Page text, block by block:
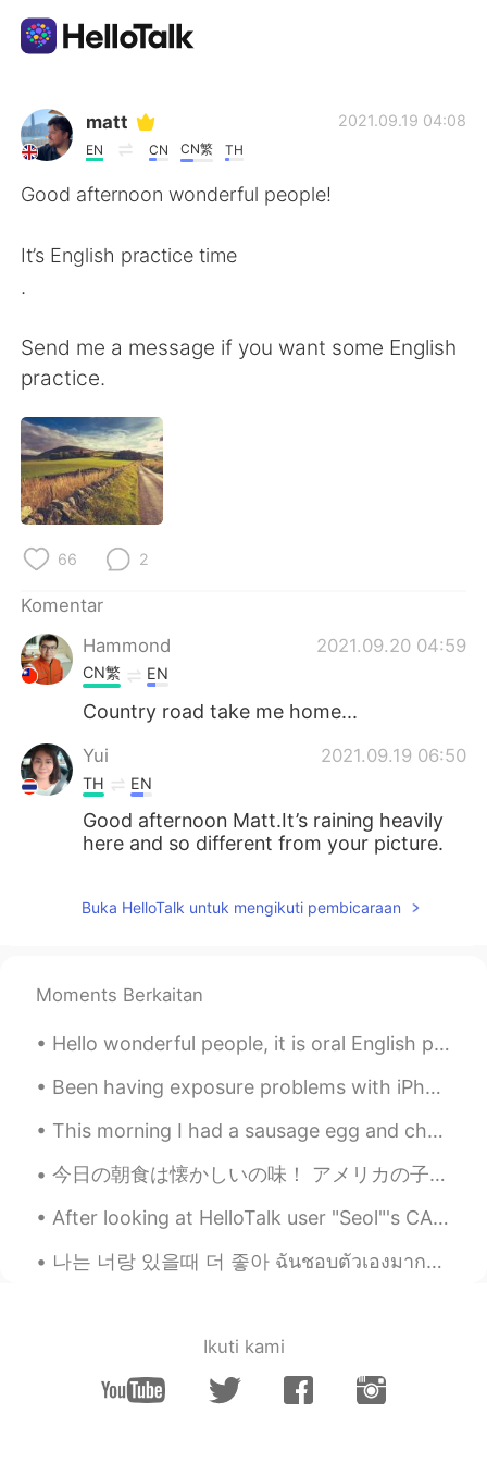
Aplikasi Pertukaran Bahasa
AI Grammar Checker
繁體中文
العربية
Deutsch
한국어
ไทย
Türkçe
Português
matt
EN CN CN繁 TH
2021.09.19 04:08
Good afternoon wonderful people!
It’s English practice time
.
Send me a message if you want some English
practice.
66 2
Komentar
Hammond
2021.09.20 04:59
CN繁 EN
Country road take me home...
Yui 2021.09.19 06:50
TH EN
Good afternoon Matt.It’s raining heavily
here and so different from your picture.
Buka HelloTalk untuk mengikuti pembicaraan
Moments Berkaitan
Hello wonderful people, it is oral English practice time! Message me to practice with a native s...
Been having exposure problems with iPhone where sunset pictures have lost its orange red colors! ...
This morning I had a sausage egg and cheese sandwich on a bagel. It was absolutely delicious. I r...
今日の朝食は懐かしいの味！ アメリカの子供たちの軽食として、アメリカのおふくろの味と言われてるピーナッツバターとジェリーのサンドイッチ🥪 略称「PB＆J」というのがある🥜🍓 名前がもう可愛い。 ...
After looking at HelloTalk user "Seol"'s CARBONARA picture, I wanted to eat it!!! So I made it f...
나는 너랑 있을때 더 좋아 ฉันชอบตัวเองมากขึ้น เวลาที่ฉันอยู่กับคุณ あなたといる時の方が自分を好きになれる Lauv - I like me be...
Ikuti kami